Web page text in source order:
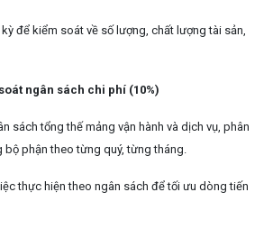
để kiểm soát về số lượng, chất lượng tài sản,
ngân sách chi phí (10%)
sách tổng thế mảng vận hành và dịch vụ, phân
bộ phận theo từng quý, từng tháng.
thực hiện theo ngân sách để tối ưu dòng tiến